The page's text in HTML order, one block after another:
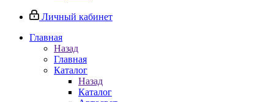
Личный кабинет
Главная
Назад
Главная
Каталог
Назад
Каталог